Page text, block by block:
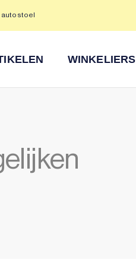
autostoel
WINKELIERS